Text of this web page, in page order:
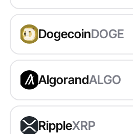
DogecoinDOGE
AlgorandALGO
RippleXRP